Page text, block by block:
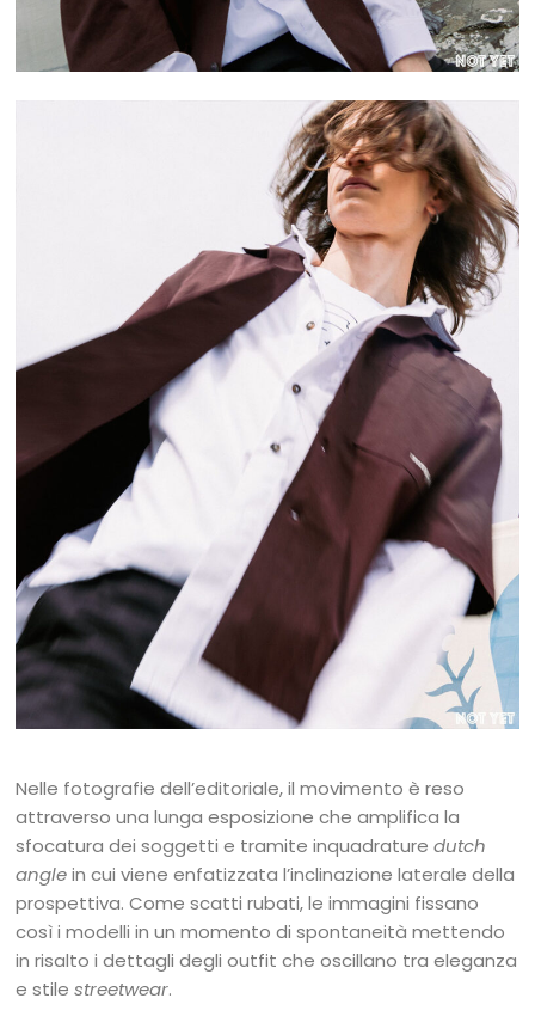
Nelle fotografie dell’editoriale, il movimento è reso
attraverso una lunga esposizione che amplifica la
sfocatura dei soggetti e tramite inquadraturedutch
anglein cui viene enfatizzata l’inclinazione laterale della
prospettiva. Come scatti rubati, le immagini fissano
così i modelli in un momento di spontaneità mettendo
in risalto i dettagli degli outfit che oscillano tra eleganza
e stilestreetwear.